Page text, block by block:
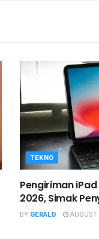
TEKNO
Pengiriman
2026, Simak
BY GERALD AUGUST